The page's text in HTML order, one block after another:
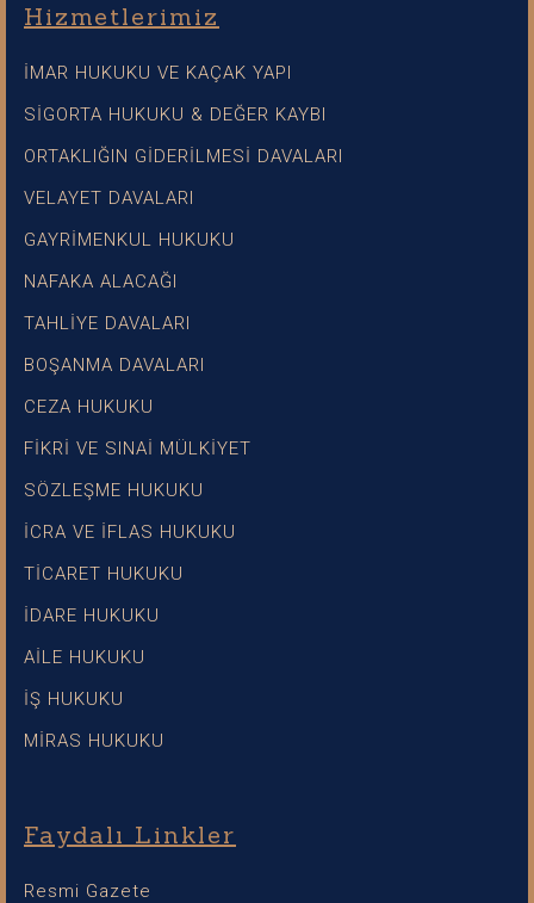
Hizmetlerimiz
İMAR HUKUKU VE KAÇAK YAPI
SİGORTA HUKUKU & DEĞER KAYBI
ORTAKLIĞIN GİDERİLMESİ DAVALARI
VELAYET DAVALARI
GAYRİMENKUL HUKUKU
NAFAKA ALACAĞI
TAHLİYE DAVALARI
BOŞANMA DAVALARI
CEZA HUKUKU
FİKRİ VE SINAİ MÜLKİYET
SÖZLEŞME HUKUKU
İCRA VE İFLAS HUKUKU
TİCARET HUKUKU
İDARE HUKUKU
AİLE HUKUKU
İŞ HUKUKU
MİRAS HUKUKU
Faydalı Linkler
Resmi Gazete